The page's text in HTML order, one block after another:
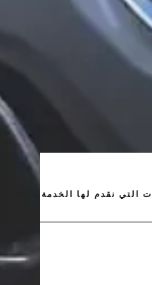
التي نقدم لها الخدمة